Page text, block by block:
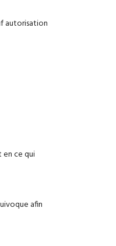
autorisation
en ce qui
afin